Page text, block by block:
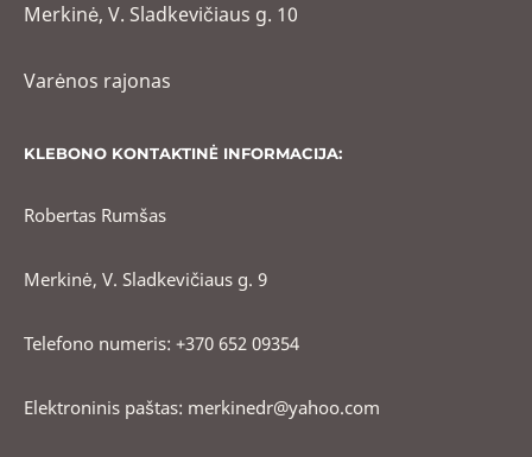
Merkinė, V. Sladkevičiaus g. 10
Varėnos rajonas
KLEBONO KONTAKTINĖ INFORMACIJA:
Robertas Rumšas
Merkinė, V. Sladkevičiaus g. 9
Telefono numeris: +370 652 09354
Elektroninis paštas: merkinedr@yahoo.com